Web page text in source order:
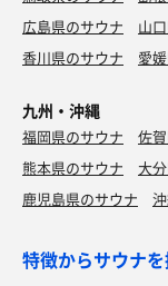
広島県のサウナ
山
香川県のサウナ
愛
九州・沖縄
福岡県のサウナ 佐
熊本県のサウナ
大
鹿児島県のサウナ
特徴からサウナ